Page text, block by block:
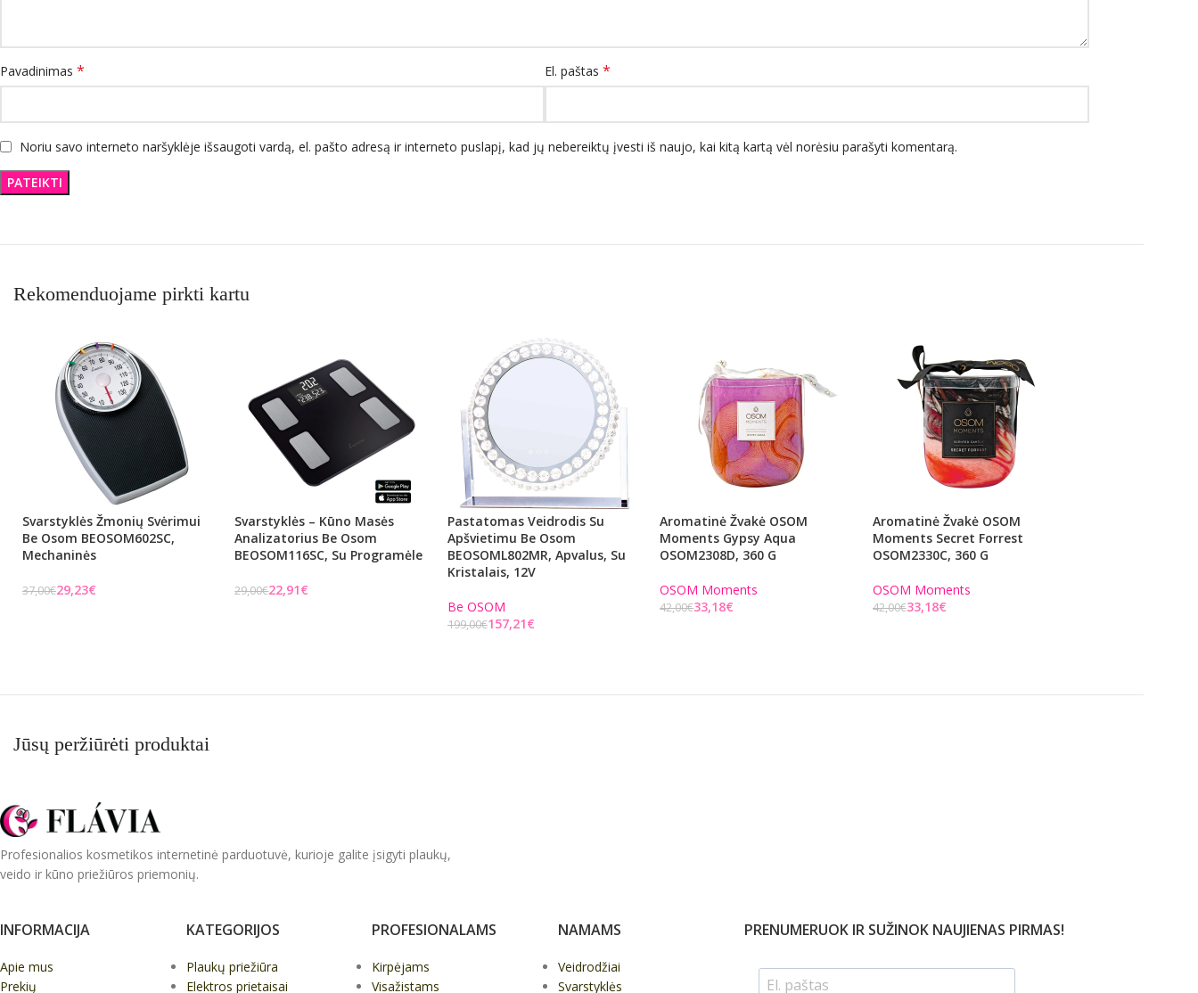
Pavadinimas * El. paštas *
Noriu savo interneto naršyklėje išsaugoti vardą, el. pašto adresą ir interneto puslapį, kad jų nebereiktų įvesti iš naujo, kai kitą kartą vėl norėsiu parašyti komentarą.
Rekomenduojame pirkti kartu
Svarstyklės Žmonių Svėrimui
Be Osom BEOSOM602SC,
Mechaninės
37,00€29,23€
Svarstyklės – Kūno Masės
Analizatorius Be Osom
BEOSOM116SC, Su Programėle
29,00€22,91€
Pastatomas Veidrodis Su
Apšvietimu Be Osom
BEOSOML802MR, Apvalus, Su
Kristalais, 12V
Be OSOM
199,00€157,21€
Aromatinė Žvakė OSOM
Moments Gypsy Aqua
OSOM2308D, 360 G
OSOM Moments
42,00€33,18€
Aromatinė Žvakė OSOM
Moments Secret Forrest
OSOM2330C, 360 G
OSOM Moments
42,00€33,18€
Jūsų peržiūrėti produktai
Profesionalios kosmetikos internetinė parduotuvė, kurioje galite įsigyti plaukų,
veido ir kūno priežiūros priemonių.
INFORMACIJA
Apie mus
Prekių
KATEGORIJOS
Plaukų priežiūra
Elektros prietaisai
PROFESIONALAMS
Kirpėjams
Visažistams
NAMAMS
Veidrodžiai
Svarstyklės
PRENUMERUOK IR SUŽINOK NAUJIENAS PIRMAS!